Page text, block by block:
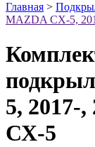
Главная >
MAZDA CX-5,
5, 2017-
СХ-5